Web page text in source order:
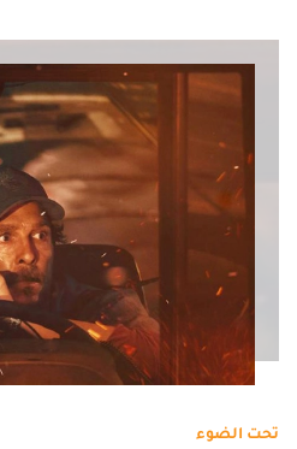
تحت الضوء